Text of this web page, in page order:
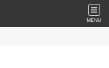
MENU